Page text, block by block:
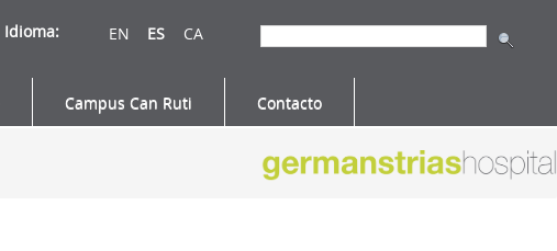
EN ES CA
Idioma:
Campus Can Ruti Contacto